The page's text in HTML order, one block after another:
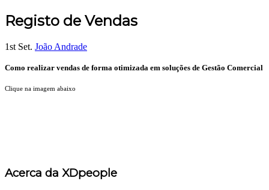
Registo de Vendas
1st Set. João Andrade
Como realizar vendas de forma otimizada em soluções de Gestão Comercial
Clique na imagem abaixo
Acerca da XDpeople